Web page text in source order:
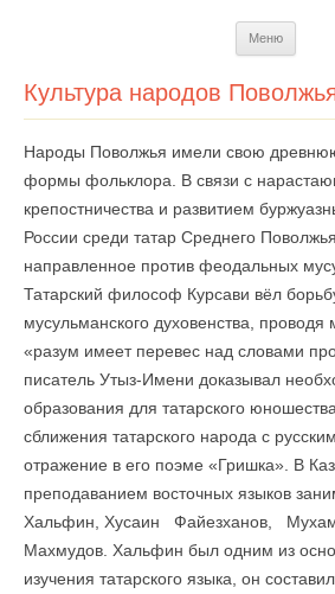
Меню
Культура народов
Народы Поволжья имели свою древнюю
формы фольклора. В связи с
крепостничества и развитием
России среди татар Среднего
направленное против феодальных
Татарский философ Курсави вёл
мусульманского духовенства, проводя
«разум имеет перевес над словами
писатель Утыз-Имени доказывал
образования для татарского
сближения татарского народа с
отражение в его поэме «Гришка». В
преподаванием восточных языков
Хальфин, Хусаин Файезханов,
Махмудов. Хальфин был одним из
изучения татарского языка, он